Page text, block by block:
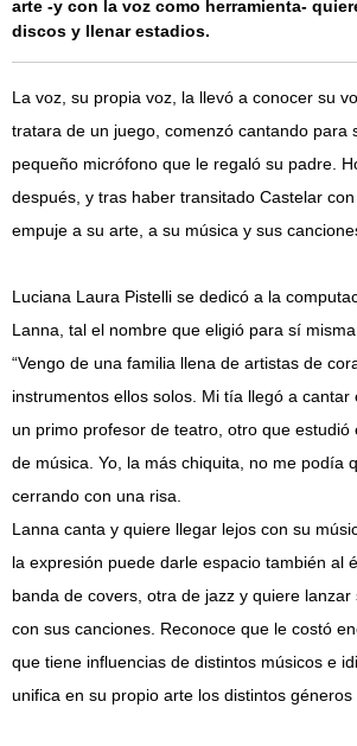
arte -y con la voz como herramienta-
discos y llenar estadios.
La voz, su propia voz, la llevó a conocer su
tratara de un juego, comenzó cantando para
pequeño micrófono que le regaló su padre.
después, y tras haber transitado Castelar
empuje a su arte, a su música y sus
Luciana Laura Pistelli se dedicó a la
Lanna, tal el nombre que eligió para sí
“Vengo de una familia llena de artistas de
instrumentos ellos solos. Mi tía llegó a cantar
un primo profesor de teatro, otro que estudió
de música. Yo, la más chiquita, no me podía
cerrando con una risa.
Lanna canta y quiere llegar lejos con su
la expresión puede darle espacio también al
banda de covers, otra de jazz y quiere
con sus canciones. Reconoce que le costó
que tiene influencias de distintos músicos e
unifica en su propio arte los distintos géneros